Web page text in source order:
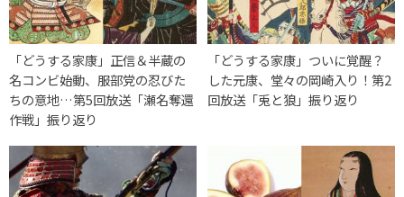
「どうする家康」正信＆半蔵の
名コンビ始動、服部党の忍びた
ちの意地…第5回放送「瀬名奪還
作戦」振り返り
「どうする家康」ついに覚醒？
した元康、堂々の岡崎入り！第2
回放送「兎と狼」振り返り